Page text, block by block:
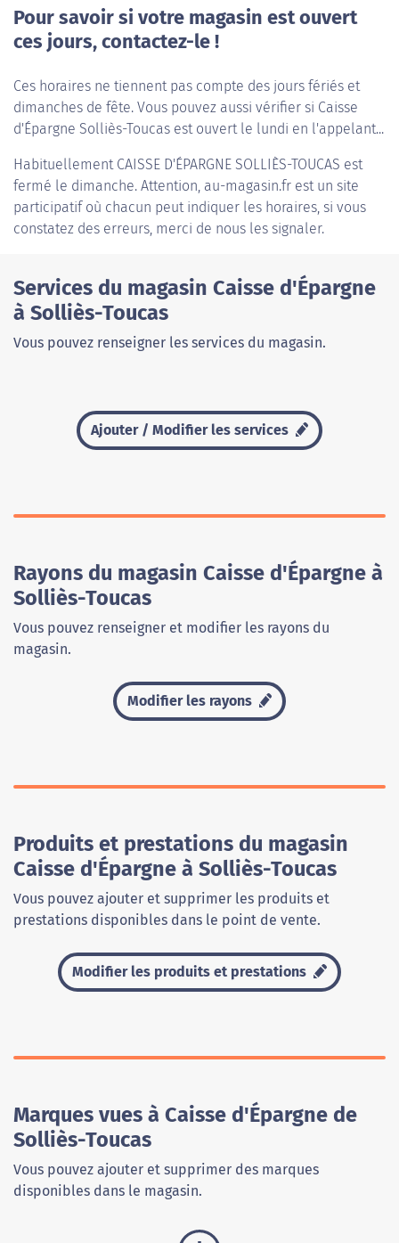
Pour savoir si votre magasin est ouvert
ces jours, contactez-le !
Ces horaires ne tiennent pas compte des jours fériés et
dimanches de fête. Vous pouvez aussi vérifier si Caisse
d'Épargne Solliès-Toucas est ouvert le lundi en l'appelant...
Habituellement CAISSE D'ÉPARGNE SOLLIÈS-TOUCAS est
fermé le dimanche. Attention, au-magasin.fr est un site
participatif où chacun peut indiquer les horaires, si vous
constatez des erreurs, merci de nous les signaler.
Services du magasin Caisse d'Épargne
à Solliès-Toucas
Vous pouvez renseigner les services du magasin.
Ajouter / Modifier les services
Rayons du magasin Caisse d'Épargne à
Solliès-Toucas
Vous pouvez renseigner et modifier les rayons du
magasin.
Modifier les rayons
Produits et prestations du magasin
Caisse d'Épargne à Solliès-Toucas
Vous pouvez ajouter et supprimer les produits et
prestations disponibles dans le point de vente.
Modifier les produits et prestations
Marques vues à Caisse d'Épargne de
Solliès-Toucas
Vous pouvez ajouter et supprimer des marques
disponibles dans le magasin.